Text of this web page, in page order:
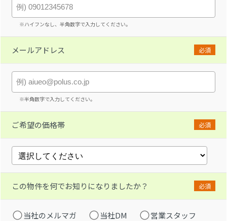
※ハイフンなし、半角数字で入力してください。
メールアドレス 必須
※半角数字で入力してください。
ご希望の価格帯 必須
この物件を何でお知りになりましたか？ 必須
当社のメルマガ 当社DM
営業スタッフ